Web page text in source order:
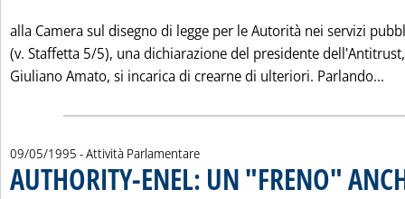
alla Camera sul disegno di legge per le Autorità nei servizi
(v. Staffetta 5/5), una dichiarazione del presidente dell'Antitrust,
Giuliano Amato, si incarica di crearne di ulteriori. Parlando...
09/05/1995 - Attività Parlamentare
AUTHORITY-ENEL: UN "FRENO"